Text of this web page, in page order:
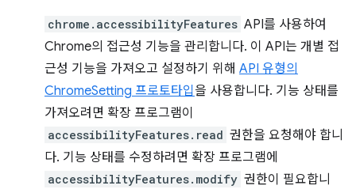
chrome.accessibilityFeatures API를 사용하여
Chrome의 접근성 기능을 관리합니다. 이 API는 개별 접
근성 기능을 가져오고 설정하기 위해 API 유형의
ChromeSetting 프로토타입 을 사용합니다. 기능 상태를
가져오려면 확장 프로그램이
accessibilityFeatures.read 권한을 요청해야 합니
다. 기능 상태를 수정하려면 확장 프로그램에
accessibilityFeatures.modify 권한이 필요합니